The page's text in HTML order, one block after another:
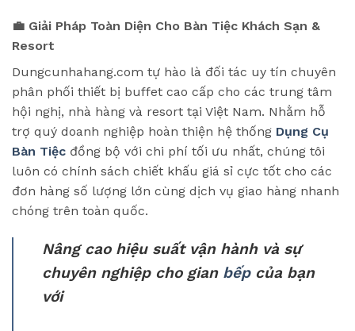
💼 Giải Pháp Toàn Diện Cho Bàn Tiệc Khách Sạn &
Resort
Dungcunhahang.com tự hào là đối tác uy tín chuyên
phân phối thiết bị buffet cao cấp cho các trung tâm
hội nghị, nhà hàng và resort tại Việt Nam. Nhằm hỗ
trợ quý doanh nghiệp hoàn thiện hệ thống Dụng Cụ
Bàn Tiệc đồng bộ với chi phí tối ưu nhất, chúng tôi
luôn có chính sách chiết khấu giá sỉ cực tốt cho các
đơn hàng số lượng lớn cùng dịch vụ giao hàng nhanh
chóng trên toàn quốc.
Nâng cao hiệu suất vận hành và sự
chuyên nghiệp cho gian bếpcủa bạn
với